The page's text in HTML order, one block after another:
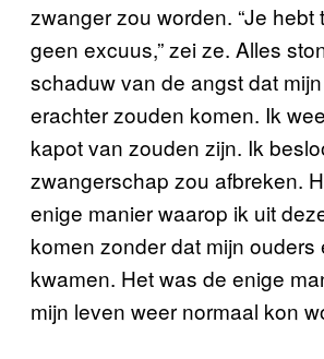
zwanger zou worden. “Je hebt
geen excuus,” zei ze. Alles
schaduw van de angst dat
erachter zouden komen. Ik
kapot van zouden zijn. Ik
zwangerschap zou afbreken.
enige manier waarop ik uit
komen zonder dat mijn ouders
kwamen. Het was de enige
mijn leven weer normaal kon